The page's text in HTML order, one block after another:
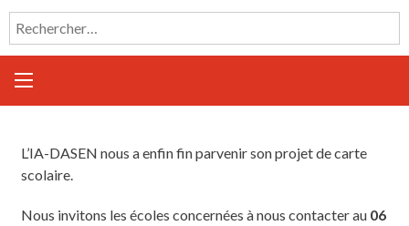
Rechercher :
L’IA-DASEN nous a enfin fin parvenir son projet de carte
scolaire.
Nous invitons les écoles concernées à nous contacter au 06